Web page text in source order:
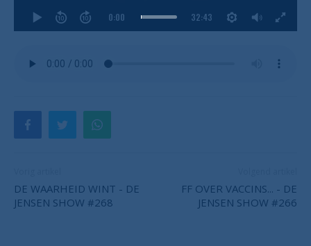
0:00 32:43
DE WAARHEID WINT - DE
JENSEN SHOW #268
FF OVER VACCINS... - DE
JENSEN SHOW #266